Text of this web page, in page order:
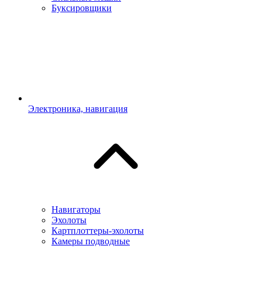
Буксировщики
Электроника, навигация
Навигаторы
Эхолоты
Картплоттеры-эхолоты
Камеры подводные